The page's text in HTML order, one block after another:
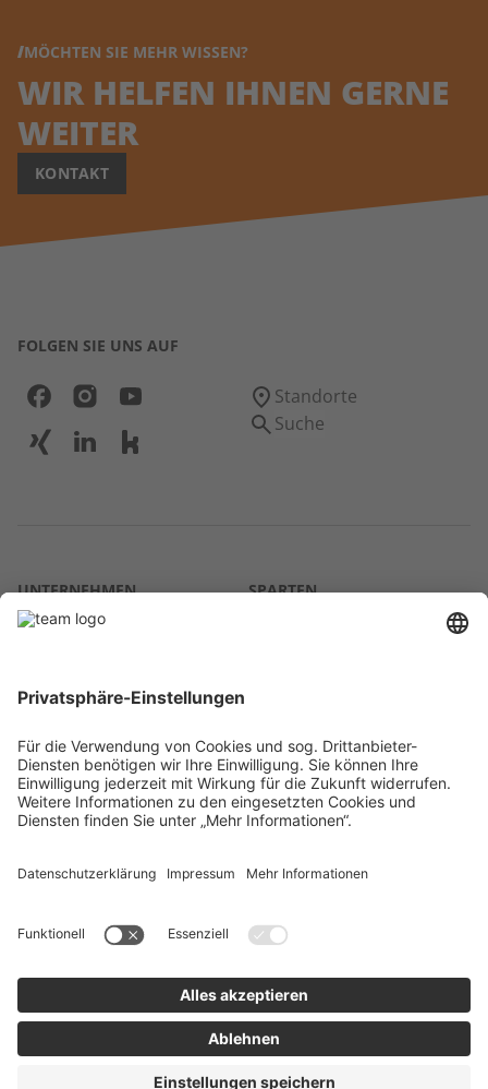
MÖCHTEN SIE MEHR WISSEN?
WIR HELFEN IHNEN GERNE
WEITER
KONTAKT
FOLGEN SIE UNS AUF
Standorte
Suche
UNTERNEHMEN
Über uns
Karriere
Kontakt
SPARTEN
RECHTLICHES
Lieferkette
Barrierefreiheitserklärung
Code of Conduct